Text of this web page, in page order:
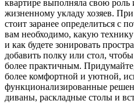
квартире выполняла свою роль
жизненному укладу хозяев.
стоит заранее определиться с
вам необходимо, какую
и как будете зонировать
добавить полку или стол,
более практичным.
более комфортной и уютной,
функционализированные
диваны, раскладные столы и